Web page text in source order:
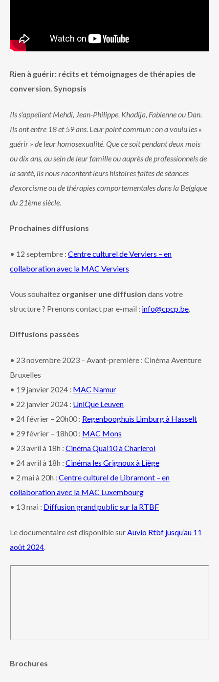
Rien à guérir: récits et témoignages de thérapies de
conversion. Synopsis
Ils s’appellent Mehdi, Jean-Philippe, Khadija, Fabienne ou Dan.
Ils ont entre 18 et 59 ans. Leur point commun : on a voulu les «
guérir » de leur homosexualité. Que ce soit pendant deux mois
ou dix ans, au sein de leur famille ou auprès de professionnels de
la santé, ils nous racontent leurs histoires faites de séances
d’exorcisme ou de thérapies comportementales dans la Belgique
du 21ème siècle.
Prochaines diffusions
• 12 septembre : Centre culturel de Verviers – en
collaboration avec la MAC Verviers
Vous souhaitez organiser une diffusion dans votre
structure ? Prenons contact par e-mail : info@cpcp.be.
Diffusions passées
• 23 novembre 2023 – Avant-première : Cinéma Aventure
Bruxelles
• 19 janvier 2024 : MAC Namur
• 22 janvier 2024 : UniQue Leuven
• 24 février – 20h00 : Regenbooghuis Limburg à Hasselt
• 29 février – 18h00 : MAC Mons
• 23 avril à 18h : Cinéma Quai10 à Charleroi
• 24 avril à 18h : Cinéma les Grignoux à Liège
• 2 mai à 20h : Centre culturel de Libramont – en
collaboration avec la MAC Luxembourg
• 13 mai : Diffusion grand public sur la RTBF
Le documentaire est disponible surAuvio Rtbf jusqu’au 11
août 2024.
Brochures